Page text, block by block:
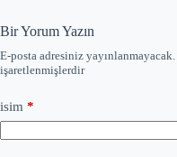
Bir Yorum Yazın
E-posta adresiniz yayınlanmayacak.
işaretlenmişlerdir
isim *